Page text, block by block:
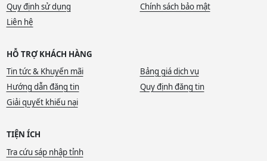
Quy định sử dụng
Chính sách bảo mật
Liên hệ
HỖ TRỢ KHÁCH HÀNG
Tin tức & Khuyến mãi
Bảng giá dịch vụ
Hướng dẫn đăng tin
Quy định đăng tin
Giải quyết khiếu nại
TIỆN ÍCH
Tra cứu sáp nhập tỉnh